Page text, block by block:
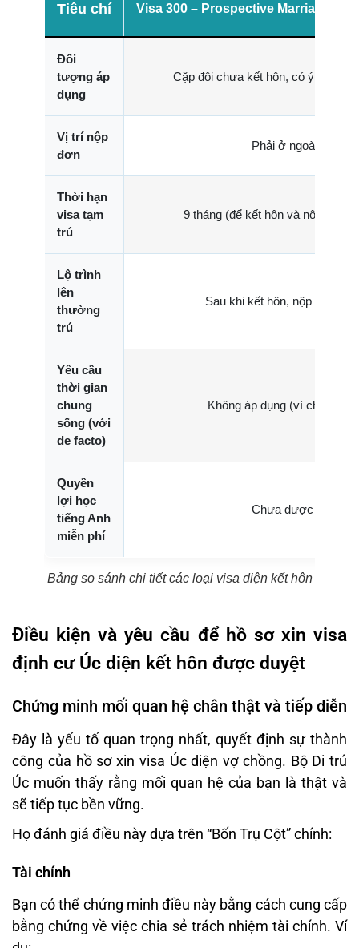
Tiêu chí Visa 300 – Prospective Marriage
Đối
tượng áp
dụng
Cặp đôi chưa kết hôn, có ý định
Vị trí nộp
đơn
Phải ở ngoài Úc.
Thời hạn
visa tạm
trú
9 tháng (để kết hôn và nộp visa
Lộ trình
lên
thường
trú
Sau khi kết hôn, nộp visa
Yêu cầu
thời gian
chung
sống (với
de facto)
Không áp dụng (vì chưa kết
Quyền
lợi học
tiếng Anh
miễn phí
Chưa được học.
Bảng so sánh chi tiết các loại visa diện kết hôn
Điều kiện và yêu cầu để hồ sơ xin visa
định cư Úc diện kết hôn được duyệt
Chứng minh mối quan hệ chân thật và tiếp diễn
Đây là yếu tố quan trọng nhất, quyết định sự thành
công của hồ sơ xin visa Úc diện vợ chồng. Bộ Di trú
Úc muốn thấy rằng mối quan hệ của bạn là thật và
sẽ tiếp tục bền vững.
Họ đánh giá điều này dựa trên “Bốn Trụ Cột” chính:
Tài chính
Bạn có thể chứng minh điều này bằng cách cung cấp
bằng chứng về việc chia sẻ trách nhiệm tài chính. Ví